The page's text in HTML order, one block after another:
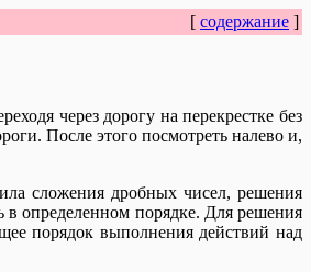
[ содержание ]
через дорогу на перекрестке без
После этого посмотреть налево и,
сложения дробных чисел, решения
в определенном порядке. Для решения
порядок выполнения действий над